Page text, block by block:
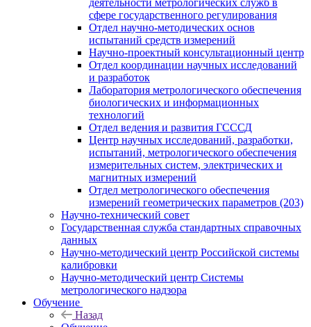
деятельности метрологических служб в
сфере государственного регулирования
Отдел научно-методических основ
испытаний средств измерений
Научно-проектный консультационный центр
Отдел координации научных исследований
и разработок
Лаборатория метрологического обеспечения
биологических и информационных
технологий
Отдел ведения и развития ГСССД
Центр научных исследований, разработки,
испытаний, метрологического обеспечения
измерительных систем, электрических и
магнитных измерений
Отдел метрологического обеспечения
измерений геометрических параметров (203)
Научно-технический совет
Государственная служба стандартных справочных
данных
Научно-методический центр Российской системы
калибровки
Научно-методический центр Системы
метрологического надзора
Обучение
Назад